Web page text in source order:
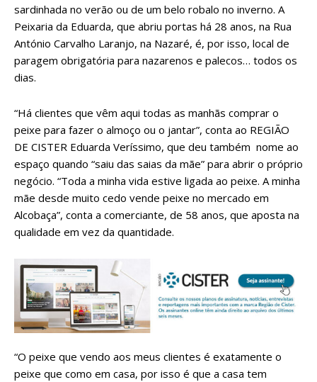
sardinhada no verão ou de um belo robalo no inverno. A
Peixaria da Eduarda, que abriu portas há 28 anos, na Rua
António Carvalho Laranjo, na Nazaré, é, por isso, local de
paragem obrigatória para nazarenos e palecos… todos os
dias.
“Há clientes que vêm aqui todas as manhãs comprar o
peixe para fazer o almoço ou o jantar”, conta ao REGIÃO
DE CISTER Eduarda Veríssimo, que deu também nome ao
espaço quando “saiu das saias da mãe” para abrir o próprio
negócio. “Toda a minha vida estive ligada ao peixe. A minha
mãe desde muito cedo vende peixe no mercado em
Alcobaça”, conta a comerciante, de 58 anos, que aposta na
qualidade em vez da quantidade.
“O peixe que vendo aos meus clientes é exatamente o
peixe que como em casa, por isso é que a casa tem